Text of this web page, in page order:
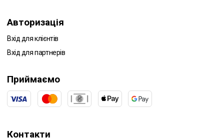
Авторизація
Вхід для клієнтів
Вхід для партнерів
Приймаємо
Контакти